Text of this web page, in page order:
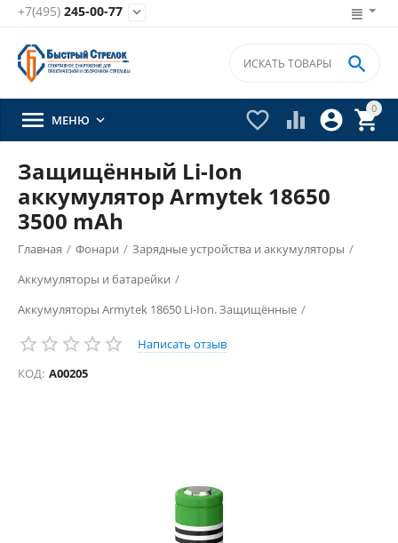
+7(495) 245-00-77 
0


 

 МЕНЮ 
Защищённый Li-Ion
аккумулятор Armytek 18650
3500 mAh
Главная / Фонари / Зарядные устройства и аккумуляторы /
Аккумуляторы и батарейки /
Аккумуляторы Armytek 18650 Li-Ion. Защищённые /
Написать отзыв
КОД: A00205